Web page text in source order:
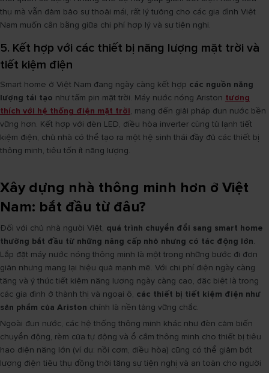
thụ mà vẫn đảm bảo sự thoải mái, rất lý tưởng cho các gia đình Việt
Nam muốn cân bằng giữa chi phí hợp lý và sự tiện nghi.
5. Kết hợp với các thiết bị năng lượng mặt trời và
tiết kiệm điện
Smart home ở Việt Nam đang ngày càng kết hợp các nguồn năng
lượng tái tạo như tấm pin mặt trời. Máy nước nóng Ariston tương
thích với hệ thống điện mặt trời, mang đến giải pháp đun nước bền
vững hơn. Kết hợp với đèn LED, điều hòa inverter cùng tủ lạnh tiết
kiệm điện, chủ nhà có thể tạo ra một hệ sinh thái đầy đủ các thiết bị
thông minh, tiêu tốn ít năng lượng.
Xây dựng nhà thông minh hơn ở Việt
Nam: bắt đầu từ đâu?
Đối với chủ nhà người Việt, quá trình chuyển đổi sang smart home
thường bắt đầu từ những nâng cấp nhỏ nhưng có tác động lớn.
Lắp đặt máy nước nóng thông minh là một trong những bước đi đơn
giản nhưng mang lại hiệu quả mạnh mẽ. Với chi phí điện ngày càng
tăng và ý thức tiết kiệm năng lượng ngày càng cao, đặc biệt là trong
các gia đình ở thành thị và ngoại ô, các thiết bị tiết kiệm điện như
sản phẩm của Ariston chính là nền tảng vững chắc.
Ngoài đun nước, các hệ thống thông minh khác như đèn cảm biến
chuyển động, rèm cửa tự động và ổ cắm thông minh cho thiết bị tiêu
hao điện năng lớn (ví dụ: nồi cơm, điều hòa) cũng có thể giảm bớt
lượng điện tiêu thụ đồng thời tăng sự tiện nghị và an toàn cho người